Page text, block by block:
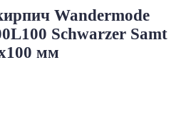
Wandermode
Schwarzer Samt
мм